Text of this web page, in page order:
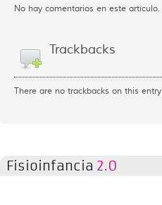
No hay comentarios en este artículo.
Trackbacks
There are no trackbacks on this entry
Fisioinfancia 2.0